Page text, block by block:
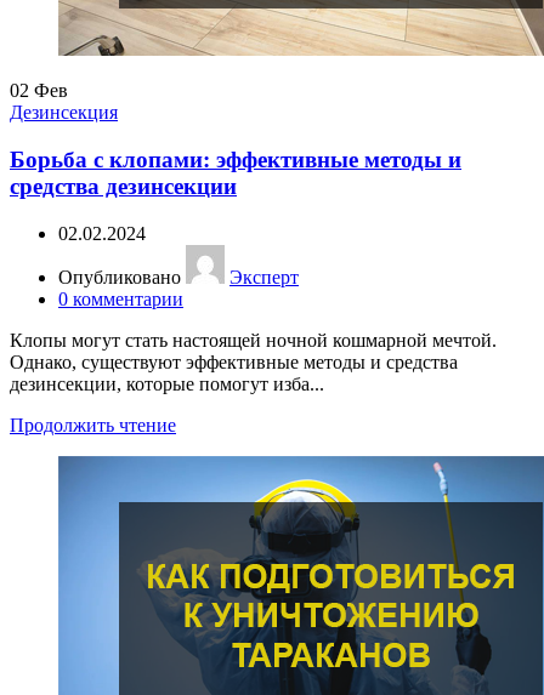
02 Фев
Дезинсекция
Борьба с клопами: эффективные методы и
средства дезинсекции
02.02.2024
Опубликовано
Эксперт
0 комментарии
Клопы могут стать настоящей ночной кошмарной мечтой.
Однако, существуют эффективные методы и средства
дезинсекции, которые помогут изба...
Продолжить чтение